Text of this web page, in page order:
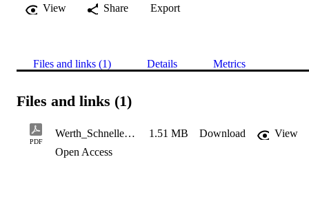
View
Share Export
Files and links (1) Details Metrics
Files and links (1)
PDF
Werth_Schneller Qualitätsabfall nach gutem Beginn 1.51 MB Download
View
Open Access